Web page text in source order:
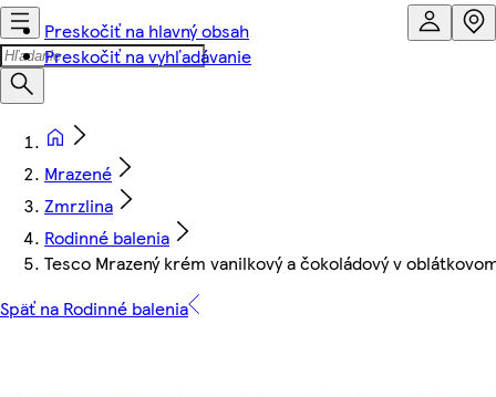
Preskočiť na hlavný obsah
Preskočiť na vyhľadávanie
Mrazené
Zmrzlina
Rodinné balenia
Tesco Mrazený krém vanilkový a čokoládový v
Späť na Rodinné balenia